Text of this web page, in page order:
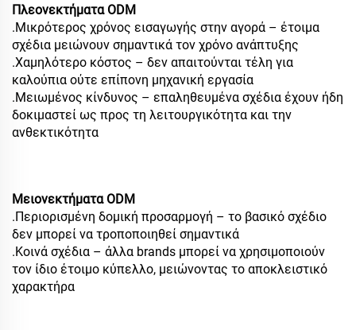
Πλεονεκτήματα ODM
.Μικρότερος χρόνος εισαγωγής στην αγορά – έτοιμα
σχέδια μειώνουν σημαντικά τον χρόνο ανάπτυξης
.Χαμηλότερο κόστος – δεν απαιτούνται τέλη για
καλούπια ούτε επίπονη μηχανική εργασία
.Μειωμένος κίνδυνος – επαληθευμένα σχέδια έχουν ήδη
δοκιμαστεί ως προς τη λειτουργικότητα και την
ανθεκτικότητα
Μειονεκτήματα ODM
.Περιορισμένη δομική προσαρμογή – το βασικό σχέδιο
δεν μπορεί να τροποποιηθεί σημαντικά
.Κοινά σχέδια – άλλα brands μπορεί να χρησιμοποιούν
τον ίδιο έτοιμο κύπελλο, μειώνοντας το αποκλειστικό
χαρακτήρα